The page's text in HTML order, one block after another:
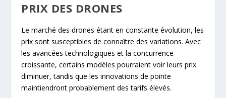
PRIX DES DRONES
Le marché des drones étant en constante évolution, les
prix sont susceptibles de connaître des variations. Avec
les avancées technologiques et la concurrence
croissante, certains modèles pourraient voir leurs prix
diminuer, tandis que les innovations de pointe
maintiendront probablement des tarifs élevés.